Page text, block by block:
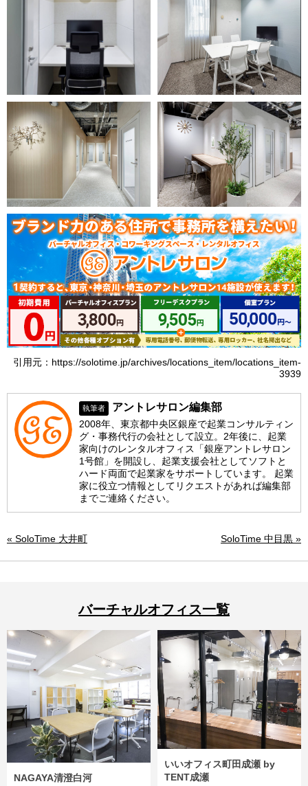
引用元：https://solotime.jp/archives/locations_item/locations_item-
3939
執筆者 アントレサロン編集部
2008年、東京都中央区銀座で起業コンサルティン
グ・事務代行の会社として設立。2年後に、起業
家向けのレンタルオフィス「銀座アントレサロン
1号館」を開設し、起業支援会社としてソフトと
ハード両面で起業家をサポートしています。 起業
家に役立つ情報としてリクエストがあれば編集部
までご連絡ください。
« SoloTime 大井町 SoloTime 中目黒 »
バーチャルオフィス一覧
NAGAYA清澄白河
いいオフィス町田成瀬 by
TENT成瀬